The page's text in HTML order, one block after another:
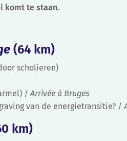
komt te staan.
(64 km)
scholieren)
/Arrivée à Bruges
van de energietransitie? /
km)